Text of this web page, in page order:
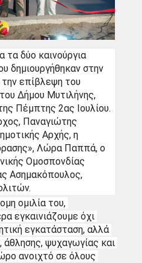
τα δύο καινούργια
δημιουργήθηκαν στην
επίβλεψη του
Δήμου Μυτιλήνης,
Πέμπτης 2ας Ιουλίου.
Παναγιώτης
Αρχής, η
Λώρα Παππά, ο
Ομοσπονδίας
Ασημακόπουλος,
ομιλία του,
εγκαινιάζουμε όχι
εγκατάσταση, αλλά
ψυχαγωγίας και
ανοιχτό σε όλους